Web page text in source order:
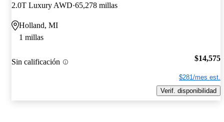
2.0T Luxury AWD 65,278 millas
Holland, MI
1 millas
Sin calificación $14,575
$281/mes est.
Verif. disponibilidad